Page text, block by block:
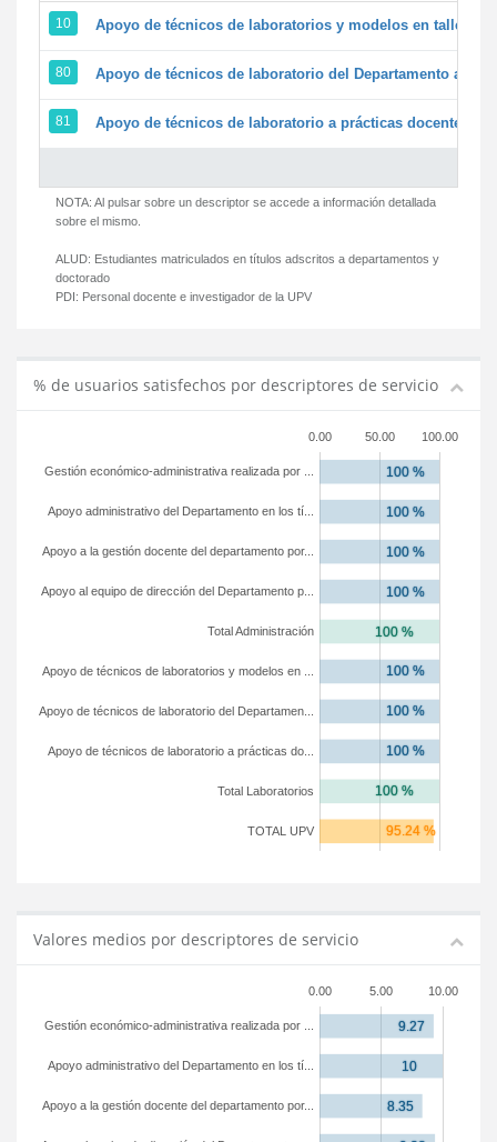
10 Apoyo de técnicos de laboratorios y modelos en
80 Apoyo de técnicos de laboratorio del Departamento a la
81 Apoyo de técnicos de laboratorio a prácticas docentes y
NOTA: Al pulsar sobre un descriptor se accede a información detallada
sobre el mismo.
ALUD: Estudiantes matriculados en títulos adscritos a departamentos y
doctorado
PDI: Personal docente e investigador de la UPV
% de usuarios satisfechos por descriptores de servicio
0.00 50.00 100.00
TOTAL UPV
Total Laboratorios
Apoyo de técnicos de laboratorio a prácticas do...
Apoyo de técnicos de laboratorio del Departamen...
Apoyo de técnicos de laboratorios y modelos en ...
Total Administración
Apoyo al equipo de dirección del Departamento p...
Apoyo a la gestión docente del departamento por...
Apoyo administrativo del Departamento en los tí...
Gestión económico-administrativa realizada por ...
Valores medios por descriptores de servicio
0.00 5.00 10.00
Apoyo a la gestión docente del departamento por...
Apoyo administrativo del Departamento en los tí...
Gestión económico-administrativa realizada por ...